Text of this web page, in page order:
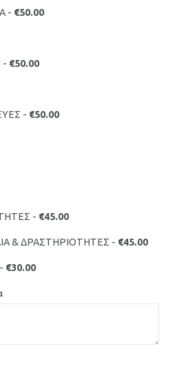
- €50.00
- €50.00
- €50.00
- €45.00
& ΔΡΑΣΤΗΡΙΟΤΗΤΕΣ - €45.00
€30.00